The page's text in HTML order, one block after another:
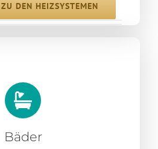
DEN HEIZSYSTEMEN
Bäder